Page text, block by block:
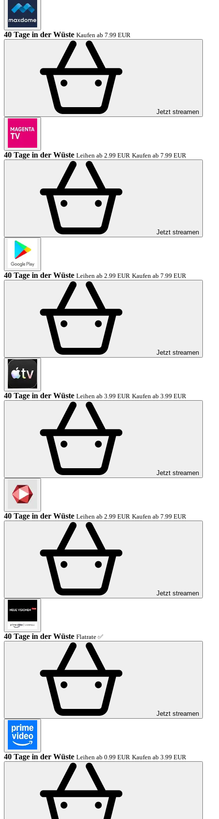
40 Tage in der Wüste Kaufen ab 7.99 EUR
Jetzt streamen
40 Tage in der Wüste Leihen ab 2.99 EUR Kaufen ab 7.99 EUR
Jetzt streamen
40 Tage in der Wüste Leihen ab 2.99 EUR Kaufen ab 7.99 EUR
Jetzt streamen
40 Tage in der Wüste Leihen ab 3.99 EUR Kaufen ab 3.99 EUR
Jetzt streamen
40 Tage in der Wüste Leihen ab 2.99 EUR Kaufen ab 7.99 EUR
Jetzt streamen
40 Tage in der Wüste Flatrate ✅
Jetzt streamen
40 Tage in der Wüste Leihen ab 0.99 EUR Kaufen ab 3.99 EUR